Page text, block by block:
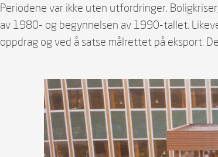
Periodene var ikke uten utfordringer.
av 1980- og begynnelsen av 1990-tallet.
oppdrag og ved å satse målrettet på eksport.